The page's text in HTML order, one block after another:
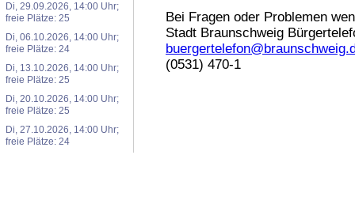
Di, 29.09.2026, 14:00 Uhr;
freie Plätze: 25
Di, 06.10.2026, 14:00 Uhr;
freie Plätze: 24
Di, 13.10.2026, 14:00 Uhr;
freie Plätze: 25
Di, 20.10.2026, 14:00 Uhr;
freie Plätze: 25
Di, 27.10.2026, 14:00 Uhr;
freie Plätze: 24
Bei Fragen oder Problemen
Stadt Braunschweig
(0531) 470-1